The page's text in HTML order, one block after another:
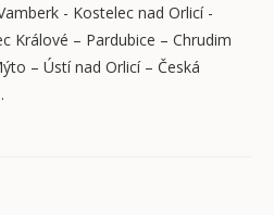
- Kostelec nad Orlicí -
Králové – Pardubice – Chrudim
– Ústí nad Orlicí – Česká